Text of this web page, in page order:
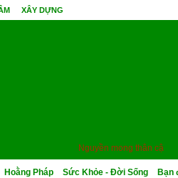
XÂY DỰNG
Nguyền mong thân cận
Hoằng Pháp Sức Khỏe - Đời Sống Bạn